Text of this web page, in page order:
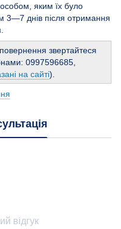
яким їх було
3—7 днів після отримання
звертайтеся
0997596685,
на сайті).
відгук